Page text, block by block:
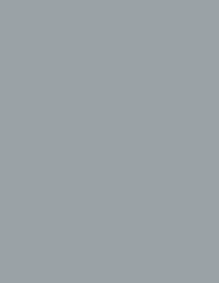
für die
oder
Einrichtung oder
gemeinsam mit
und Mittel der
und Mittel